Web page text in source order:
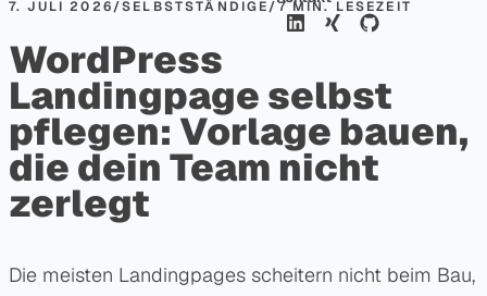
7. JULI 2026/SELBSTSTÄNDIGE/7 MIN. LESEZEIT
WordPress
Landingpage selbst
pflegen: Vorlage bauen,
die dein Team nicht
zerlegt
Die meisten Landingpages scheitern nicht beim Bau,